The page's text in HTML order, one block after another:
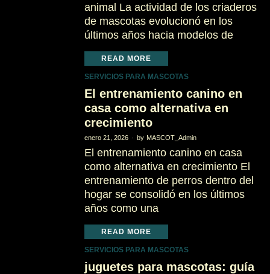
animal La actividad de los criaderos
de mascotas evolucionó en los
últimos años hacia modelos de
READ MORE
SERVICIOS PARA MASCOTAS
El entrenamiento canino en
casa como alternativa en
crecimiento
enero 21, 2026 by MASCOT_Admin
El entrenamiento canino en casa
como alternativa en crecimiento El
entrenamiento de perros dentro del
hogar se consolidó en los últimos
años como una
READ MORE
SERVICIOS PARA MASCOTAS
juguetes para mascotas: guía